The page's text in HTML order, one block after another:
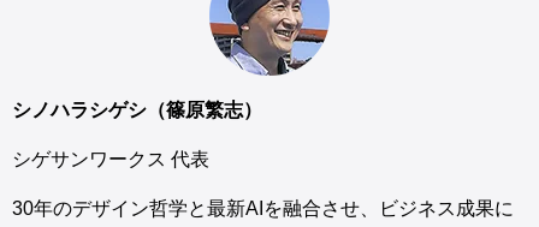
シノハラシゲシ（篠原繁志）
シゲサンワークス 代表
30年のデザイン哲学と最新AIを融合させ、ビジネス成果に